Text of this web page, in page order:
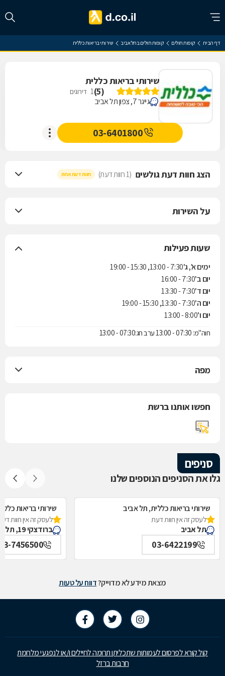
דף הבית קופות חולים קופות חולים בתל אביב שירותי בריאות כללית
שירותי בריאות כללית
(
5
)
1 דירוגים
גייגר 7, צפון תל אביב
03-6401800
הצג חוות דעת גולשים (1 חוות דעת) חוות דעת אחת
על השירות
שעות פעילות
ימים א', ג'7:30 - 13:00, 15:30 - 19:00
יום ב'7:30 - 16:00
יום ד'7:30 - 13:30
יום ה'7:30 - 13:30, 15:30 - 19:00
יום ו'8:00 - 13:00
חוה"מ: 07:30 - 13:00 ערב חג:07:30 - 13:00
מפה
חפשו אותנו ברשת
סניפים
גלו את הסניפים הנוספים שלנו
שירותי בריאות כללית, תל אביב
לעסק זה אין חוות דעת
תל אביב
03-6422199
שירותי בריאות
לעסק זה אין חוות
ברודצקי 19, תל אביב
7456500
מצאת מידע לא מדוייק?דווח על טעות
קול קורא לפרסום לעמותות שתכליתן תרומה לחיילים ו/או לנפגעי מלחמת
חרבות ברזל